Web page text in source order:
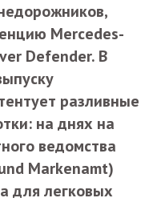
Mercedes-
Defender. В
разливные
на днях на
ведомства
Markenamt)
для легковых